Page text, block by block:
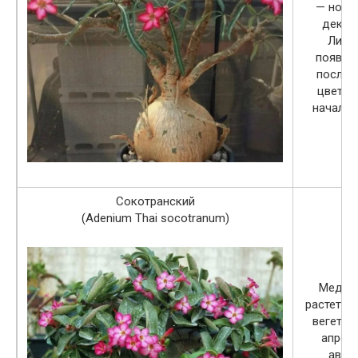
—
после
начале
Сокотранский
(Adenium Thai socotranum)
растет.